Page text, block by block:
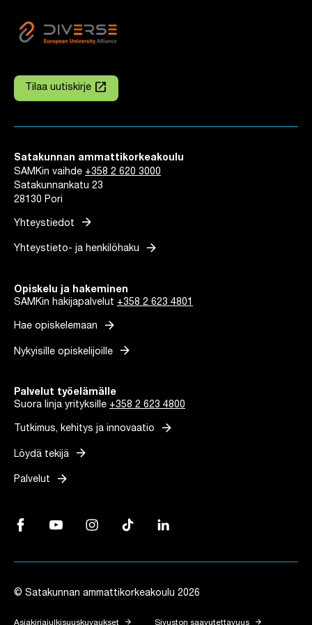
Tilaa uutiskirje
Linkki avautuu uuteen välilehteen
launch
Satakunnan ammattikorkeakoulu
SAMKin vaihde +358 2 620 3000
Satakunnankatu 23
28130 Pori
Yhteystiedot arrow_forward
Yhteystieto- ja henkilöhaku arrow_forward
Opiskelu ja hakeminen
SAMKin hakijapalvelut +358 2 623 4801
Hae opiskelemaan arrow_forward
Nykyisille opiskelijoille arrow_forward
Palvelut työelämälle
Suora linja yrityksille +358 2 623 4800
Tutkimus, kehitys ja innovaatio arrow_forward
Löydä tekijä arrow_forward
Palvelut arrow_forward
Facebook, Linkki avautuu uuteen välilehteen
YouTube, Linkki avautuu uuteen välilehteen
Instagram, Linkki avautuu uuteen välilehteen
TikTok, Linkki avautuu uuteen välilehteen
LinkedIn, Linkki avautuu uuteen
© Satakunnan ammattikorkeakoulu 2026
Asiakirjajulkisuuskuvaukset arrow_forward Sivuston saavutettavuus arrow_forward